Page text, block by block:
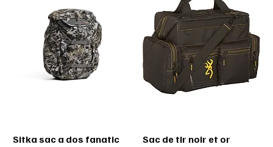
Sitka sac a dos fanatic
Sac de tir noir et or